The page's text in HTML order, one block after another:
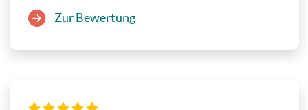
Zur Bewertung